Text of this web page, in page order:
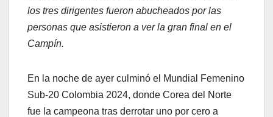
los tres dirigentes fueron abucheados por las
personas que asistieron a ver la gran final en el
Campín.
En la noche de ayer culminó el Mundial Femenino
Sub-20 Colombia 2024, donde Corea del Norte
fue la campeona tras derrotar uno por cero a